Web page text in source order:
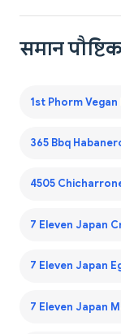
समान
1st Phorm
365 Bbq
4505
7 Eleven Japan
7 Eleven Japan
7 Eleven Japan